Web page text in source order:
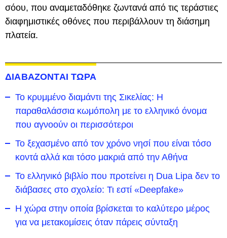
σόου, που αναμεταδόθηκε ζωντανά από τις τεράστιες
διαφημιστικές οθόνες που περιβάλλουν τη διάσημη
πλατεία.
ΔΙΑΒΑΖΟΝΤΑΙ ΤΩΡΑ
Το κρυμμένο διαμάντι της Σικελίας: Η
παραθαλάσσια κωμόπολη με το ελληνικό όνομα
που αγνοούν οι περισσότεροι
To ξεχασμένο από τον χρόνο νησί που είναι τόσο
κοντά αλλά και τόσο μακριά από την Αθήνα
Το ελληνικό βιβλίο που προτείνει η Dua Lipa δεν το
διάβασες στο σχολείο: Τι εστί «Deepfake»
Η χώρα στην οποία βρίσκεται το καλύτερο μέρος
για να μετακομίσεις όταν πάρεις σύνταξη